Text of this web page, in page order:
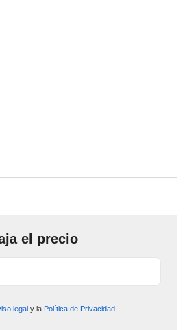
el precio
legal y la Política de Privacidad